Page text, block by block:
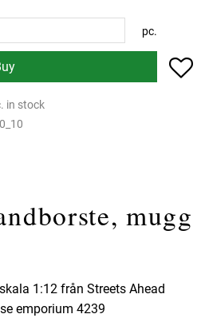
pc.
in stock
mugg
1:12 från Streets Ahead
emporium 4239